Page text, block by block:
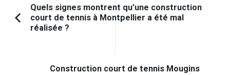
Navigation
d'article
Article
Quels signes montrent qu’une construction
court de tennis à Montpellier a été mal
réalisée ?
Construction court de tennis Mougins